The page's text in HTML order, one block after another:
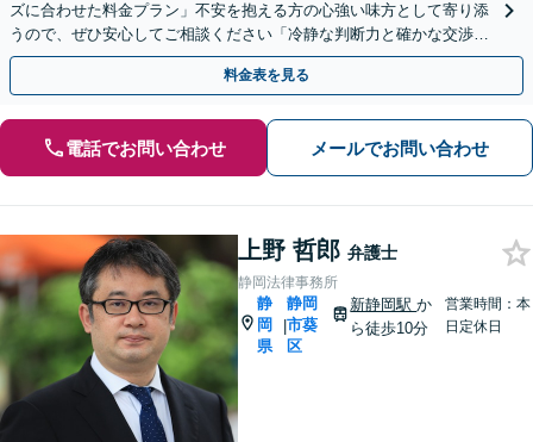
ズに合わせた料金プラン」不安を抱える方の心強い味方として寄り添
うので、ぜひ安心してご相談ください「冷静な判断力と確かな交渉力
で、あなたの権利を守ります」【休日・夜間相談可】
料金表を見る
電話でお問い合わせ メールでお問い合わせ
上野 哲郎 弁護士
静岡法律事務所
静
岡
県
|
静岡
市葵
区
新静岡駅か
ら徒歩10分
営業時間：本
日定休日